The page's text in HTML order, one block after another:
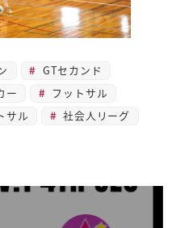
GTセカンド
ー
フットサル
サル
社会人リーグ